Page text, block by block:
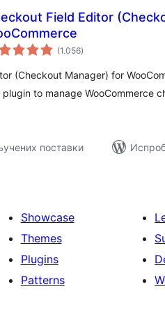
Field Editor
(1.056укупних
оцена
)
(Checkout Manager) for
to manage WooCommerce
поставки
Showcase
Themes
Plugins
Patterns